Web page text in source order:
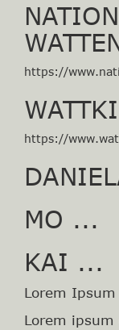
https://
https://
MO ...
KAI ...
Lorem Ipsum
Lorem